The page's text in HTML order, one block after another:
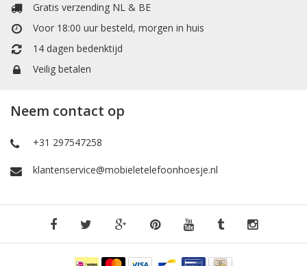
Hoesje
Om krassen en schade te voorkomen is het handigst om uw
Smartphone te beschermen door een hoesje. Er zijn hoesjes in
allerlei soorten. Het booktype / portemonnee vorm hoesje
beschermd zijkant, voor en achterkant van uw telefoon. Het
bankpasjes waarin u eventueel ook uw briefgeld of bonnetjes
kwijt kunt.
U kunt de booktype smartphonehoesjes afsluiten met de
klittenband aan te pas. Het hoesje sluit daarom gemakkelijk en u
kunt het hoesje dus snel weer opbergen in uw tas of zak.
Gratis verzending NL & BE
Voor 18:00 uur besteld, morgen in huis
14 dagen bedenktijd
Veilig betalen
Neem contact op
+31 297547258
klantenservice@mobieletelefoonhoesje.nl